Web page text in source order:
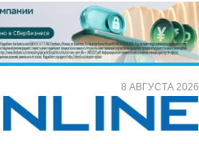
8 АВГУСТА 2026